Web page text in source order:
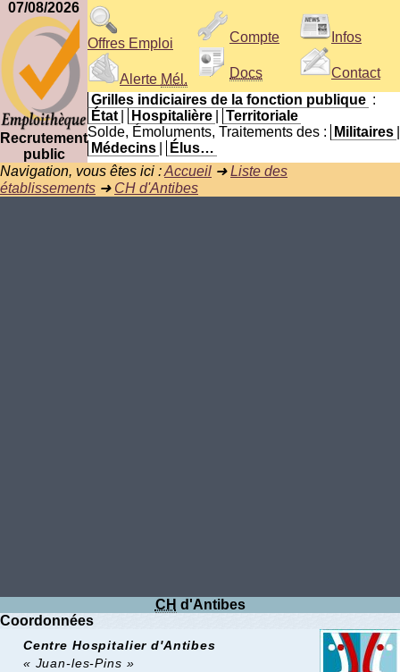
07/08/2026
Recrutement
public
Offres Emploi
Alerte Mél.
Compte
Docs
Infos
Contact
Grilles indiciaires de la fonction publique :
État
Hospitalière
Territoriale
Solde, Émoluments, Traitements des :
Militaires
Médecins
Élus…
Navigation, vous êtes ici :Accueil ➜Liste des
établissements ➜ CH d'Antibes
CH d'Antibes
Coordonnées
Centre Hospitalier d'Antibes
« Juan-les-Pins »